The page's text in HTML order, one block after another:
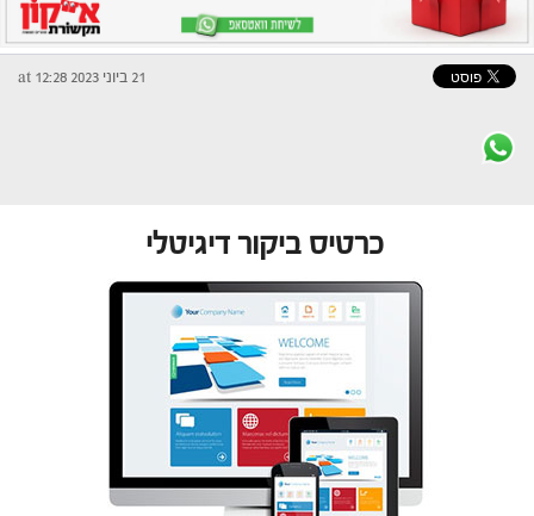
21 ביוני 2023 at 12:28
כרטיס ביקור דיגיטלי